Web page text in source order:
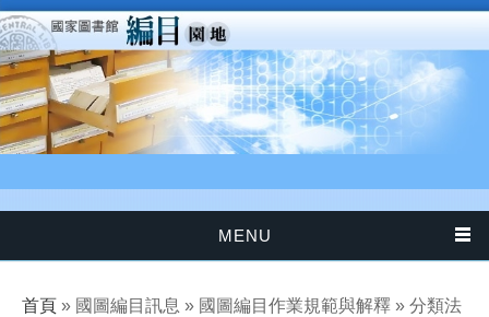
移至主內容
MENU
您在這裡
首頁 » 國圖編目訊息 » 國圖編目作業規範與解釋 » 分類法